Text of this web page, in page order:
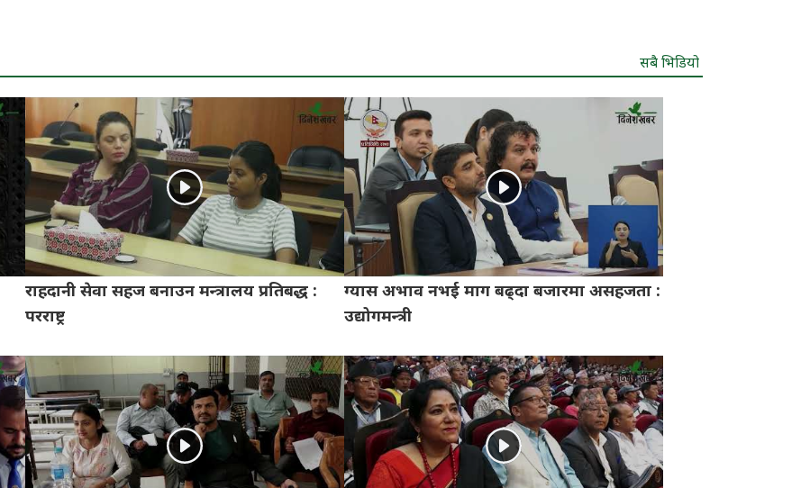
सबै भिडियो
राहदानी सेवा सहज बनाउन मन्त्रालय प्रतिबद्ध :
परराष्ट्र
ग्यास अभाव नभई माग बढ्दा बजारमा असहजता :
उद्योगमन्त्री